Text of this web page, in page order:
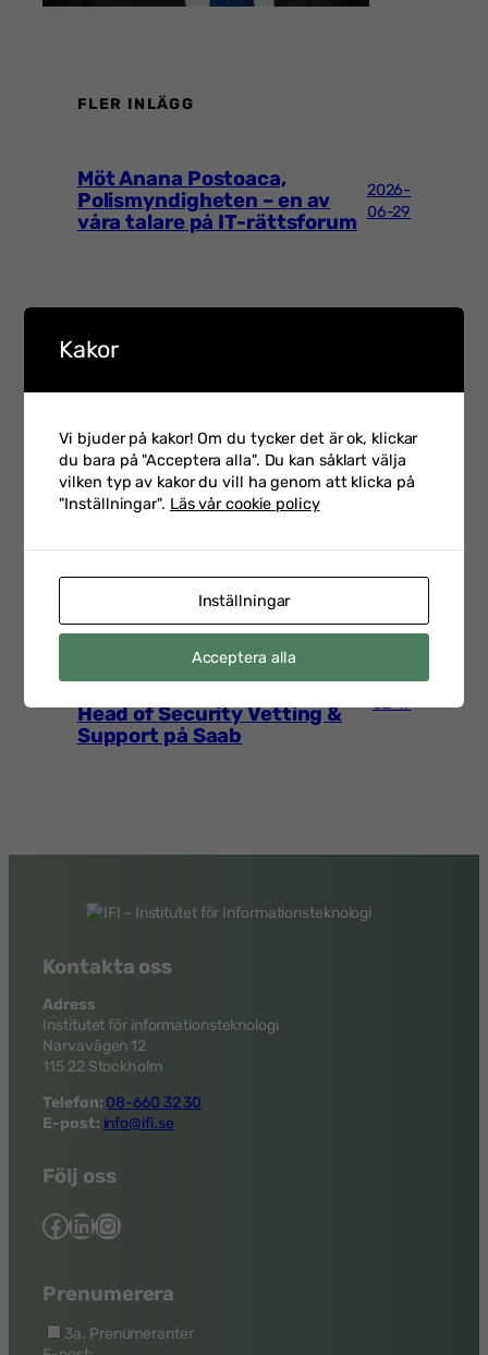
FLER INLÄGG
Möt Anana Postoaca,
Polismyndigheten – en av
våra talare på IT-rättsforum
2026-
06-29
ledningssystem för
Talarintervju inför Hot &
Säkerhet 2026 med Petra
Klein som är CSO på
Talarintervju inför
Personalsäkerhetsdagen
Head of Security Vetting &
Support på Saab
2026-
Kontakta oss
Adress
Institutet för informationsteknologi
Narvavägen 12
115 22 Stockholm
Telefon: 08-660 32 30
E-post: info@ifi.se
Följ oss
Facebook LinkedIn Instagram
Prenumerera
3a. Prenumeranter
Kakor
Vi bjuder på kakor! Om du tycker det är ok, klickar
du bara på "Acceptera alla". Du kan såklart välja
vilken typ av kakor du vill ha genom att klicka på
"Inställningar". Läs vår cookie policy
Inställningar
Acceptera alla